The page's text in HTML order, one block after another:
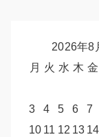
2026年8
月 火 水 木 金
3
4 5 6 7
10 11 12 13 14